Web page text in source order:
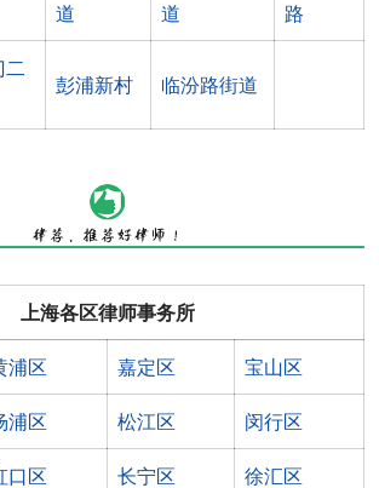
道
道
路
二
彭浦新村 临汾路街道
上海各区律师事务所
浦区 嘉定区 宝山区
浦区 松江区 闵行区
口区 长宁区 徐汇区